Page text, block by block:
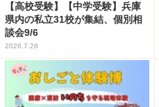
【高校受験】【中学受験】兵庫
県内の私立31校が集結、個別相
談会9/6
2026.7.28